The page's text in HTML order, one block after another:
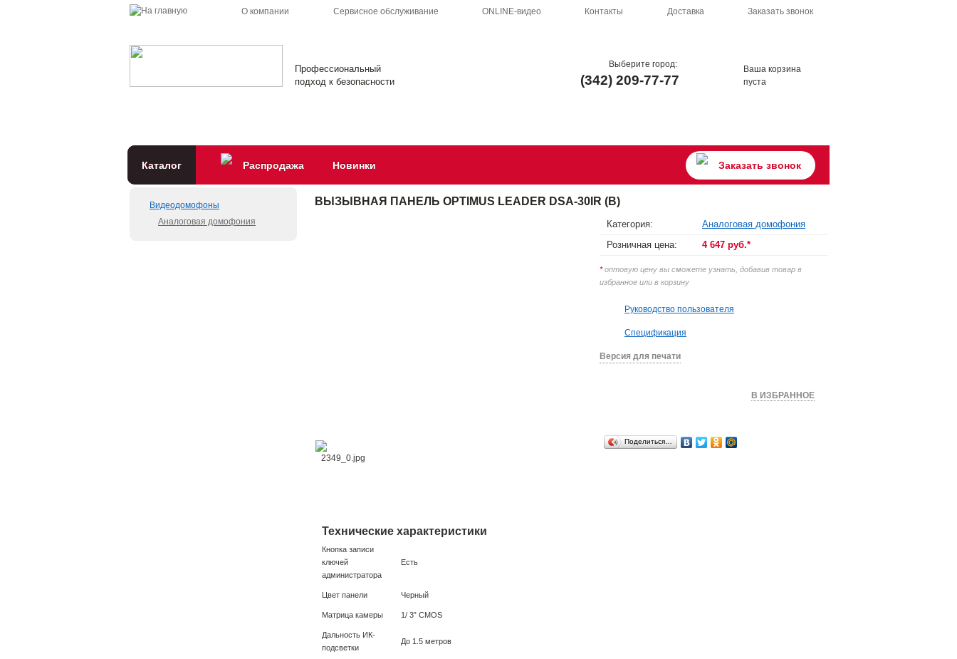
О компании Сервисное обслуживание ONLINE-видео Контакты Доставка Заказать звонок
Профессиональный
подход к безопасности
Выберите город:
(342) 209-77-77
Ваша корзина
пуста
Каталог Распродажа Новинки Заказать звонок
Видеодомофоны
Аналоговая домофония
ВЫЗЫВНАЯ ПАНЕЛЬ OPTIMUS LEADER DSA-30IR (B)
Категория:
Аналоговая домофония
Розничная цена:
4 647 руб.*
*оптовую цену вы сможете узнать, добавив товар в
избранное или в корзину
Руководство пользователя
Спецификация
Версия для печати
В ИЗБРАННОЕ
Поделиться…
Технические характеристики
Кнопка записи
ключей
администратора
Есть
Цвет панели Черный
Матрица камеры 1/ 3” CMOS
Дальность ИК-
подсветки
До 1.5 метров